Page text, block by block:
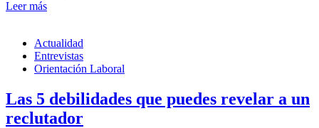
Leer más
Actualidad
Entrevistas
Orientación Laboral
Las 5 debilidades que puedes revelar a un
reclutador